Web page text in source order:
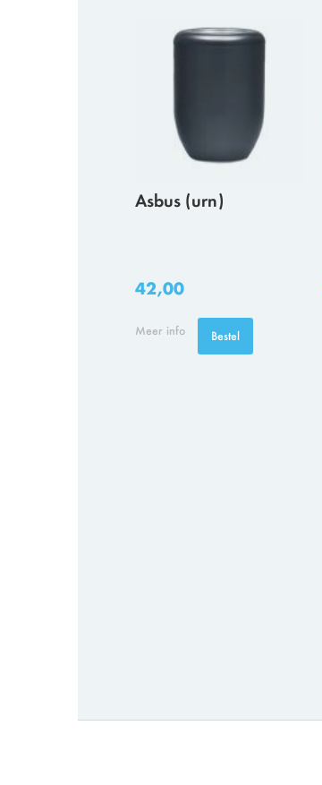
Asbus (urn)
42,00
Meer info Bestel